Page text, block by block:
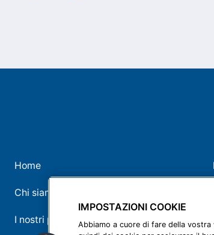
Home
Chi siamo
I nostri prodotti
IMPOSTAZIONI COOKIE
Abbiamo a cuore di fare della vostra